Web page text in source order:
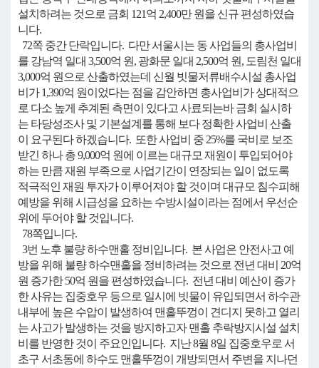
설치하려는 것으로 금회 121억 2,400만 원을 신규 편성하였습
니다.
72쪽 중간 단락입니다. 다만 서울시는 동 사업들의 총사업비
를 강남역 일대 3,500억 원, 광화문 일대 2,500억 원, 도림천 일대
3,000억 원으로 산출하였는데 신월 빗물저류배수시설 총사업
비가 1,390억 원이었다는 점을 감안하면 총사업비가 상대적으
로 다소 높게 추계된 측면이 있다고 사료되는바 금회 실시하
는 타당성조사 및 기본설계를 통해 보다 정확한 사업비 산출
이 요구된다 하겠습니다. 또한 사업비 중 25%를 국비로 보조
받긴 하나 총 9,000억 원에 이르는 대규모 재원이 투입되어야
하는 만큼 재원 부족으로 사업기간이 연장되는 일이 없도록
적극적인 재원 투자가 이루어져야 할 것이며 대규모 침수피해
예방을 위해 시급성을 요하는 수방시설이라는 점에서 우선순
위에 두어야 할 것입니다.
78쪽입니다.
3번 노후 불량 하수맨홀 정비입니다. 본 사업은 안전사고 예
방을 위해 불량 하수맨홀을 정비하려는 것으로 전년 대비 20억
원 증가한 50억 원을 편성하였습니다. 전년 대비 예산이 증가
한 사유는 집중호우 등으로 일시에 빗물이 유입되면서 하수관
내부에 높은 수압이 발생하여 맨홀뚜껑이 견디지 못하고 열리
는 사고가 발생하는 것을 방지하고자 맨홀 추락방지시설 설치
비를 반영한 것이 주요인입니다. 지난 8월 8일 집중호우로 서
초구 서초동에 하수도 맨홀뚜껑이 개방되면서 주변을 지나던